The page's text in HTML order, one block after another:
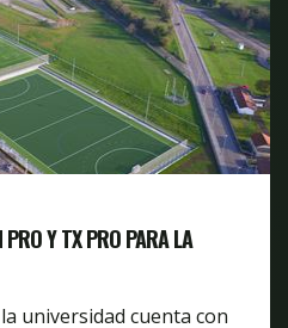
PRO Y TX PRO PARA LA
universidad cuenta con